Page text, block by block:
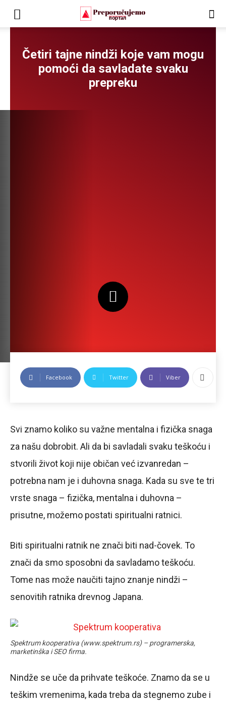
Četiri tajne nindži koje vam mogu
pomoći da savladate svaku
prepreku
Facebook Twitter Viber
Svi znamo koliko su važne mentalna i fizička snaga
za našu dobrobit. Ali da bi savladali svaku teškoću i
stvorili život koji nije običan već izvanredan –
potrebna nam je i duhovna snaga. Kada su sve te tri
vrste snaga – fizička, mentalna i duhovna –
prisutne, možemo postati spiritualni ratnici.
Biti spiritualni ratnik ne znači biti nad-čovek. To
znači da smo sposobni da savladamo teškoću.
Tome nas može naučiti tajno znanje nindži –
senovitih ratnika drevnog Japana.
Spektrum kooperativa (www.spektrum.rs) – programerska,
marketinška i SEO firma.
Nindže se uče da prihvate teškoće. Znamo da se u
teškim vremenima, kada treba da stegnemo zube i